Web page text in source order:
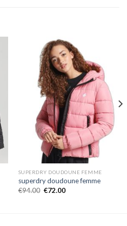
SUPERDRY DOUDOUNE FEMME
superdry doudoune femme
€94.00 €72.00